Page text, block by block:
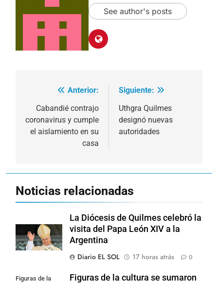
See author's posts
Navegación
de
entradas
Anterior:
Cabandié contrajo
coronavirus y cumple
el aislamiento en su
casa
Siguiente:
Uthgra Quilmes
designó nuevas
autoridades
Noticias relacionadas
La Diócesis de Quilmes celebró la
visita del Papa León XIV a la
Argentina
Diario EL SOL
17 horas atrás 0
Figuras de la
Figuras de la cultura se sumaron